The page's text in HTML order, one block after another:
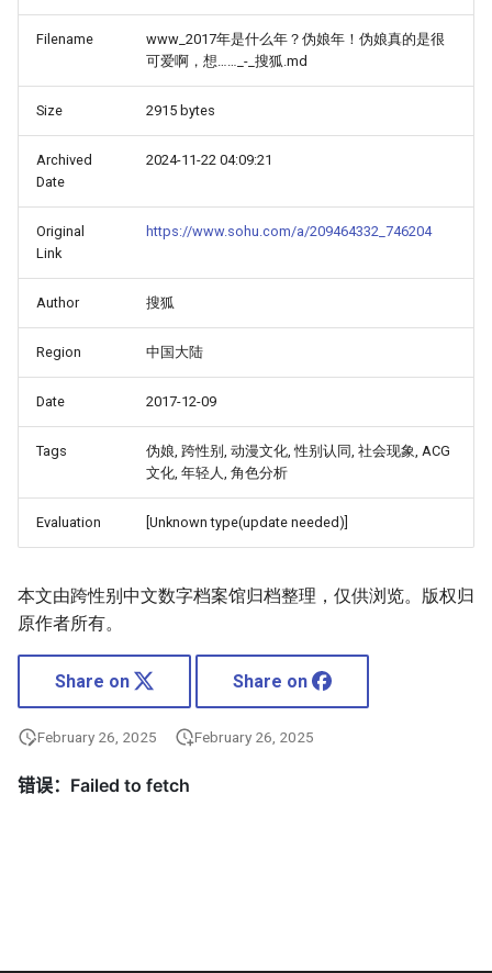
Filename
www_2017年是什么年？伪娘年！伪娘真的是很
可爱啊，想……_-_搜狐.md
Size 2915 bytes
Archived
Date
2024-11-22 04:09:21
Original
Link
https://www.sohu.com/a/209464332_746204
Author 搜狐
Region 中国大陆
Date 2017-12-09
Tags
伪娘, 跨性别, 动漫文化, 性别认同, 社会现象, ACG
文化, 年轻人, 角色分析
Evaluation [Unknown type(update needed)]
本文由跨性别中文数字档案馆归档整理，仅供浏览。版权归
原作者所有。
Share on Share on
February 26, 2025 February 26, 2025